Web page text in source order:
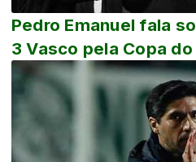
Pedro Emanuel fala
3 Vasco pela Copa do